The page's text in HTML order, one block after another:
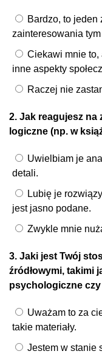
Bardzo, to jeden
zainteresowania
Ciekawi mnie to,
inne aspekty
Raczej nie
2. Jak reagujesz na
logiczne (np. w
Uwielbiam je
detali.
Lubię je
jest jasno podane.
Zwykle mnie
3. Jaki jest Twój
źródłowymi, takimi
psychologiczne
Uważam to za
takie materiały.
Jestem w stanie